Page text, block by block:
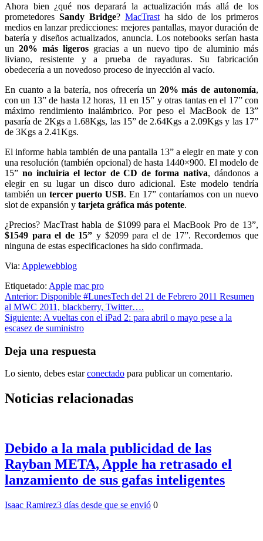
Ahora bien ¿qué nos deparará la actualización más allá de los
prometedores Sandy Bridge? MacTrastha sido de los primeros
medios en lanzar predicciones: mejores pantallas, mayor duración de
batería y diseños actualizados, anuncia. Los notebooks serían hasta
un 20% más ligeros gracias a un nuevo tipo de aluminio más
liviano, resistente y a prueba de rayaduras. Su fabricación
obedecería a un novedoso proceso de inyección al vacío.
En cuanto a la batería, nos ofrecería un 20% más de autonomía,
con un 13” de hasta 12 horas, 11 en 15” y otras tantas en el 17” con
máximo rendimiento inalámbrico. Por peso el MacBook de 13”
pasaría de 2Kgs a 1.68Kgs, las 15” de 2.64Kgs a 2.09Kgs y las 17”
de 3Kgs a 2.41Kgs.
El informe habla también de una pantalla 13” a elegir en mate y con
una resolución (también opcional) de hasta 1440×900. El modelo de
15” no incluiría el lector de CD de forma nativa, dándonos a
elegir en su lugar un disco duro adicional. Este modelo tendría
también un tercer puerto USB. En 17” contaríamos con un nuevo
slot de expansión y tarjeta gráfica más potente.
¿Precios? MacTrast habla de $1099 para el MacBook Pro de 13”,
$1549 para el de 15” y $2099 para el de 17”. Recordemos que
ninguna de estas especificaciones ha sido confirmada.
Via: Applewebblog
Etiquetado: Apple mac pro
Navegación
de
entradas
Anterior: Disponible #LunesTech del 21 de Febrero 2011 Resumen
al MWC 2011, blackberry, Twitter….
Siguiente: A vueltas con el iPad 2: para abril o mayo pese a la
escasez de suministro
Deja una respuesta
Lo siento, debes estarconectado para publicar un comentario.
Noticias relacionadas
Debido a la mala publicidad de las
Rayban META, Apple ha retrasado el
lanzamiento de sus gafas inteligentes
Isaac Ramirez3 días desde que se envió 0